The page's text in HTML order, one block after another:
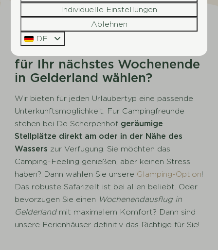
Camping, Glamping oder
Ferienhaus: Was werden Sie
für Ihr nächstes Wochenende
in Gelderland wählen?
Wir bieten für jeden Urlaubertyp eine passende
Unterkunftsmöglichkeit. Für Campingfreunde
stehen bei De Scherpenhof geräumige
Stellplätze direkt am oder in der Nähe des
Wassers zur Verfügung. Sie möchten das
Camping-Feeling genießen, aber keinen Stress
haben? Dann wählen Sie unsere Glamping-Option!
Das robuste Safarizelt ist bei allen beliebt. Oder
bevorzugen Sie einen Wochenendausflug in
Gelderlandmit maximalem Komfort? Dann sind
unsere Ferienhäuser definitiv das Richtige für Sie!
Individuelle Einstellungen
Ablehnen
DE